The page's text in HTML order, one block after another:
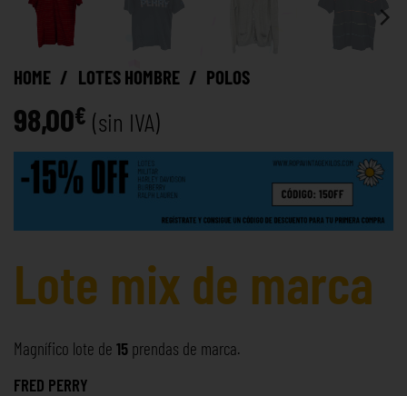
HOME / LOTES HOMBRE / POLOS
98,00€ (sin IVA)
Lote mix de marca
Magnífico lote de 15 prendas de marca.
FRED PERRY